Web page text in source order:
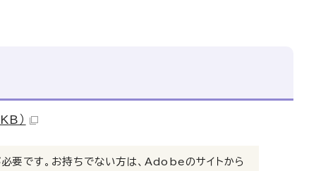
）
要です。お持ちでない方は、Adobeのサイトから